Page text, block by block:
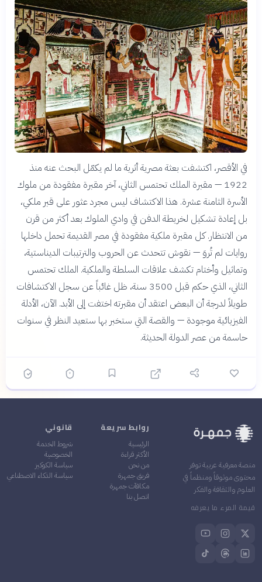
في الأقصر، اكتشفت بعثة مصرية أثرية ما لم يكمّل البحث عنه منذ
1922 — مقبرة الملك تحتمس الثاني، آخر مقبرة مفقودة من ملوك
الأسرة الثامنة عشرة. هذا الاكتشاف ليس مجرد عثور على قبر ملكي،
بل إعادة تشكيل لخريطة الدفن في وادي الملوك بعد أكثر من قرن
من الانتظار. كل مقبرة ملكية مفقودة في مصر القديمة تحمل داخلها
روايات لم تُروَ — نقوش تتحدث عن الحروب والترتيبات الديناستية،
وتماثيل وأختام تكشف علاقات السلطة والملكية. الملك تحتمس
الثاني، الذي حكم قبل 3500 سنة، ظل غائباً عن سجل الاكتشافات
طويلاً لدرجة أن البعض اعتقد أن مقبرته اختفت إلى الأبد. الآن، الأدلة
الفيزيائية موجودة — والقصة التي ستخبر بها ستعيد النظر في سنوات
حاسمة من عصر الدولة الحديثة.
منصة معرفية عربية توفر
محتوى موثوقاً ومنظماً في
العلوم والثقافة والفكر
قيمة المرء ما يعرفه
روابط سريعة
الرئيسية
الأكثر قراءة
من نحن
فريق جمهرة
مكافآت جمهرة
اتصل بنا
قانوني
شروط الخدمة
الخصوصية
سياسة الكوكيز
سياسة الذكاء الاصطناعي